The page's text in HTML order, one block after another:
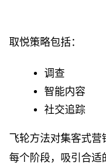
取悦策略包括：
调查
智能内容
社交追踪
飞轮方法对集客式
每个阶段，吸引合适